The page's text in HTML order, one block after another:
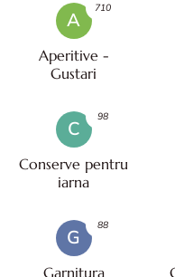
A
Aperitive -
Gustari
710
C
Conserve pentru
iarna
98
G
Garnitura
88